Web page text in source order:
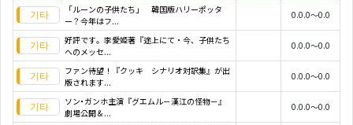
「ルーンの子供たち」 韓国版ハリーポッタ
ー？今年はフ...
0.0.0～0.0
好評です。李愛姫著『途上にて・今、子供たち
へのメッセ...
0.0.0～0.0
ファン待望！『クッキ シナリオ対訳集』が出
版されます...
0.0.0～0.0
ソン･ガンホ主演『グエムル－漢江の怪物－』
劇場公開＆...
0.0.0～0.0